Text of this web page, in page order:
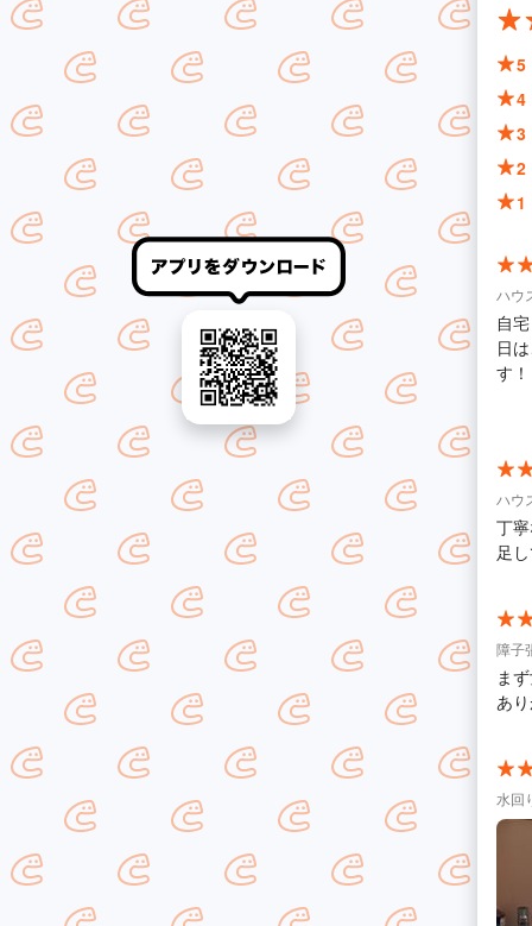
5
4
3
2
1
ハウ
自
日
す
ハウ
丁
足
障子
ま
あ
水回